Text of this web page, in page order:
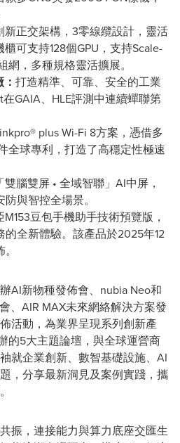
新正交架構，3零線纜設計，靈活
可支持128個GPU，支持Scale-
網，多種規格靈活擴展。
打造精準、可靠、安全的工業
GAIA、HLE評測中連續蟬聯第
plus Wi-Fi 8方案，憑借多
全球專利，打造了高穩定性極速
腦雙屏 • 全域智聯」AI中屏，
與智控全場景。
M153豆包手機助手技術預覽版，
全新體驗。該產品於2025年12
AI新物種發佈會、nubia Neo和
、AIR MAX未來網絡解決方案發
活動，為業界呈現系列創新產
的5大主題論壇，與全球運營商
就企業創新、數智基礎設施、AI
，分享最新洞見及案例實踐，攜
振，連接能力與算力底座交匯生